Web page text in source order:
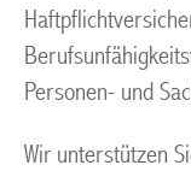
Personen- und
Wir unterstützen